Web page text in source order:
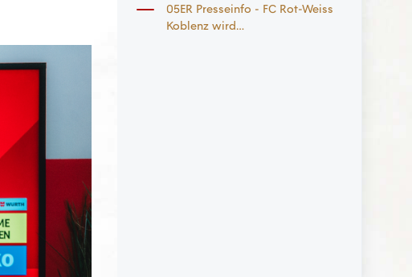
05ER Presseinfo - FC Rot-Weiss
Koblenz wird